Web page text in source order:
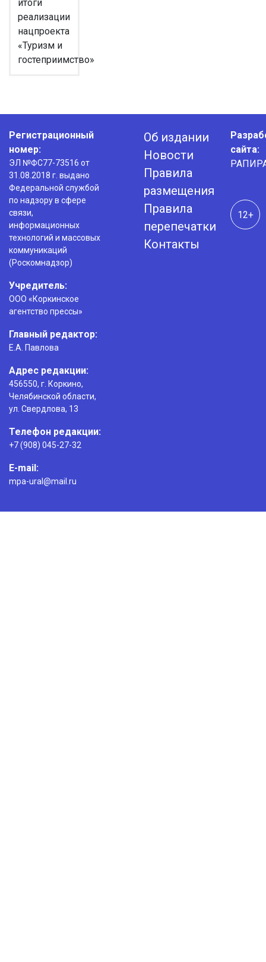
итоги
реализации
нацпроекта
«Туризм и
гостеприимство»
Регистрационный
номер:
ЭЛ №ФС77-73516 от
31.08.2018 г. выдано
Федеральной службой
по надзору в сфере
связи,
информационных
технологий и массовых
коммуникаций
(Роскомнадзор)
Учредитель:
ООО «Коркинское
агентство прессы»
Главный редактор:
Е.А. Павлова
Адрес редакции:
456550, г. Коркино,
Челябинской области,
ул. Свердлова, 13
Телефон редакции:
+7 (908) 045-27-32
E-mail:
mpa-ural@mail.ru
Об издании
Новости
Правила
размещения
Правила
перепечатки
Контакты
сайта:
12+